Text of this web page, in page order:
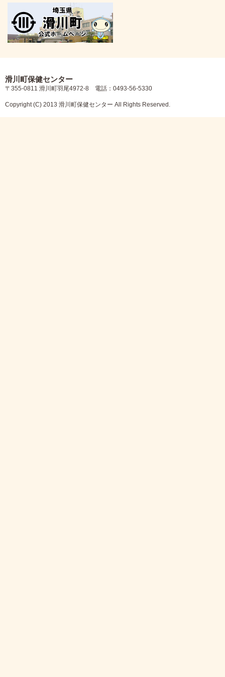
滑川町保健センター
〒355-0811 滑川町羽尾4972-8 電話：0493-56-5330
Copyright (C) 2013 滑川町保健センター All Rights Reserved.